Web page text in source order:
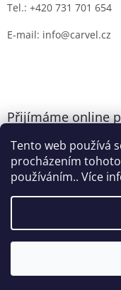
Tento web používá
procházením
používáním.. Více
Tel.: +420 731 701 654
E-mail: info@carvel.cz
Přijímáme online